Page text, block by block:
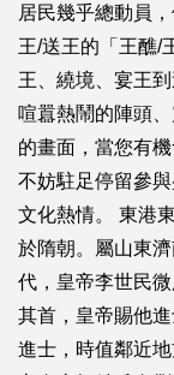
居民幾乎總動員
王/送王的「王醮/
王、繞境、宴王
喧囂熱鬧的陣頭
的畫面，當您有
不妨駐足停留參
文化熱情。 東港
於隋朝。屬山東
代，皇帝李世民
其首，皇帝賜他
進士，時值鄰近